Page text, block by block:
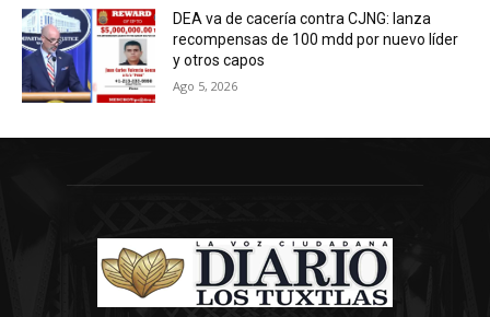
DEA va de cacería contra CJNG: lanza
recompensas de 100 mdd por nuevo líder
y otros capos
Ago 5, 2026